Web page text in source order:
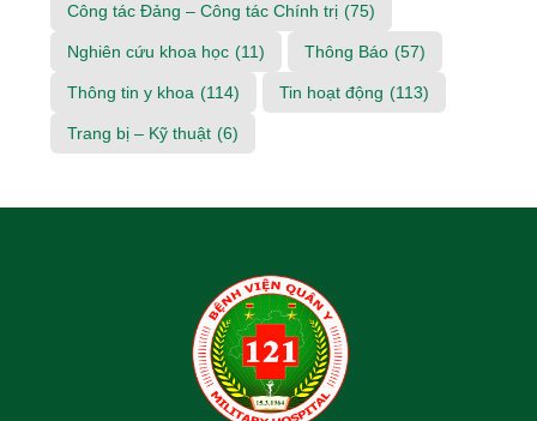
Công tác Đảng – Công tác Chính trị (75)
Nghiên cứu khoa học (11) Thông Báo (57)
Thông tin y khoa (114) Tin hoạt động (113)
Trang bị – Kỹ thuật (6)